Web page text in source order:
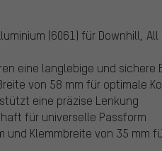
(6061) für Downhill,
eine langlebige und sichere
von 58 mm für optimale
eine präzise Lenkung
für universelle Passform
und Klemmbreite von 35 mm